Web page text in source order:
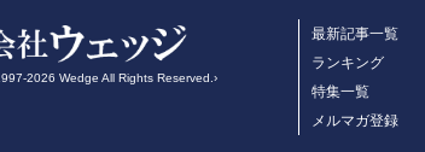
2026 Wedge All Rights Reserved.›
最新記事一覧
ランキング
特集一覧
メルマガ登録